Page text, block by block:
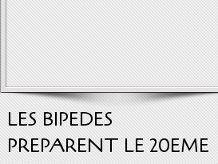
LES BIPEDES
PREPARENT LE 20EME